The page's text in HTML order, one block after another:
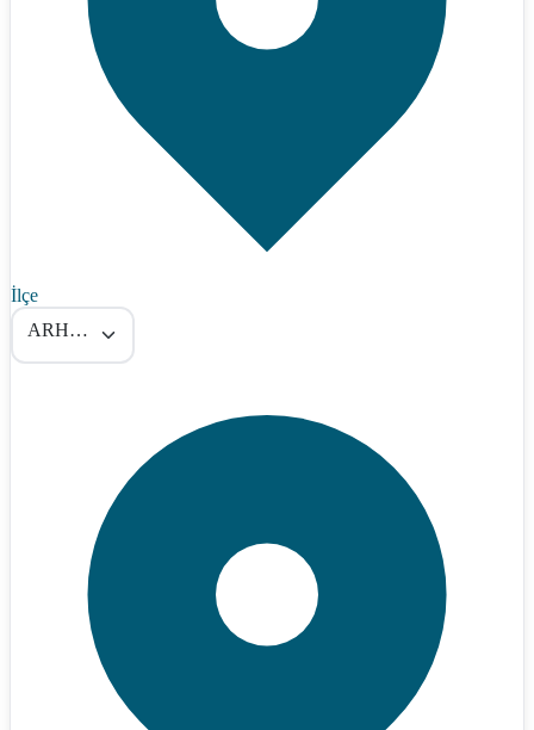
İlçe
ARHAVİ